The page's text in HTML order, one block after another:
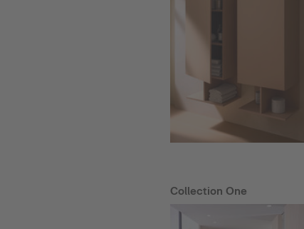
Collection One